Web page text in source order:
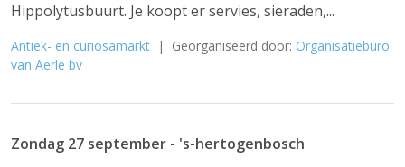
Hippolytusbuurt. Je koopt er servies, sieraden,...
Antiek- en curiosamarkt | Georganiseerd door: Organisatieburo
van Aerle bv
Zondag 27 september - 's-hertogenbosch